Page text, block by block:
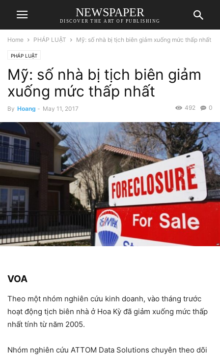
NEWSPAPER
DISCOVER THE ART OF PUBLISHING
Home PHÁP LUẬT Mỹ: số nhà bị tịch biên giảm xuống mức thấp nhất
PHÁP LUẬT
Mỹ: số nhà bị tịch biên giảm
xuống mức thấp nhất
By Hoang - May 11, 2017 0
492
VOA
Theo một nhóm nghiên cứu kinh doanh, vào tháng trước
hoạt động tịch biên nhà ở Hoa Kỳ đã giảm xuống mức thấp
nhất tính từ năm 2005.
Nhóm nghiên cứu ATTOM Data Solutions chuyên theo dõi